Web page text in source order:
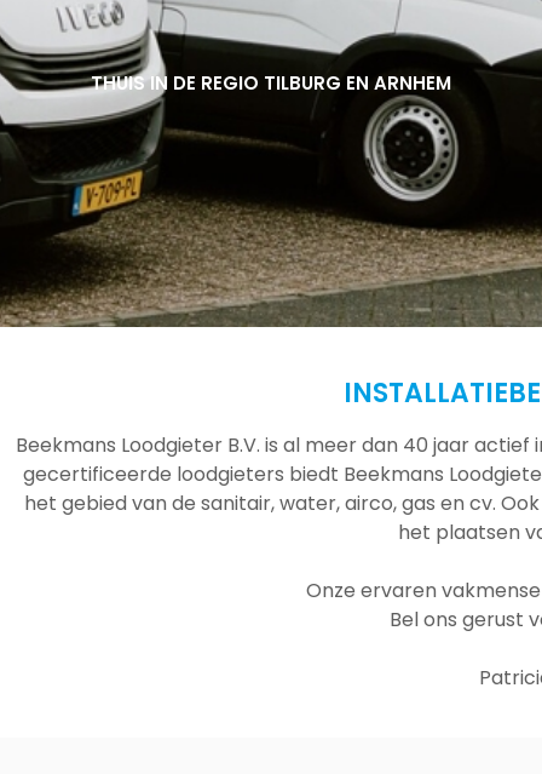
THUIS IN DE REGIO TILBURG EN ARNHEM
THUIS IN DE REGIO TILBURG EN ARNHEM
THUIS IN DE REGIO TILBURG EN ARNHEM
Beekmans Loodgieter B.V. is al meer dan 40 jaar
gecertificeerde loodgieters biedt Beekmans
het gebied van de sanitair, water, airco, gas en cv.
het plaatsen
Onze ervaren
Bel ons gerust